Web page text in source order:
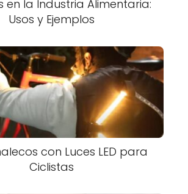
en la Industria Alimentaria:
Usos y Ejemplos
con Luces LED para
Ciclistas